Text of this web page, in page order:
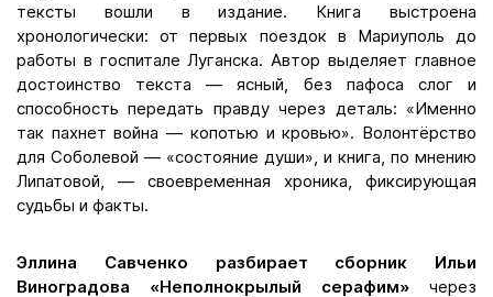
тексты вошли в издание. Книга выстроена
хронологически: от первых поездок в Мариуполь до
работы в госпитале Луганска. Автор выделяет главное
достоинство текста — ясный, без пафоса слог и
способность передать правду через деталь: «Именно
так пахнет война — копотью и кровью». Волонтёрство
для Соболевой — «состояние души», и книга, по мнению
Липатовой, — своевременная хроника, фиксирующая
судьбы и факты.
Эллина Савченко разбирает сборник Ильи
Виноградова «Неполнокрылый серафим» через